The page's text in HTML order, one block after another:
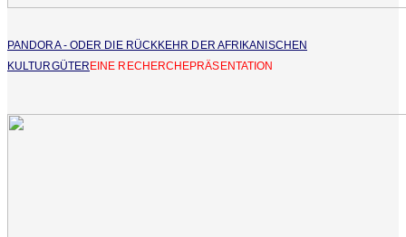
PANDORA - ODER DIE RÜCKKEHR DER AFRIKANISCHEN
KULTURGÜTER EINE RECHERCHEPRÄSENTATION